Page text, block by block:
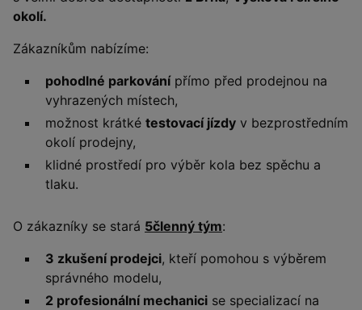
okolí.
Zákazníkům nabízíme:
pohodlné parkovánípřímo před prodejnou na
vyhrazených místech,
možnost krátké testovací jízdy v bezprostředním
okolí prodejny,
klidné prostředí pro výběr kola bez spěchu a
tlaku.
O zákazníky se stará 5členný tým:
3 zkušení prodejci, kteří pomohou s výběrem
správného modelu,
2 profesionální mechanici se specializací na